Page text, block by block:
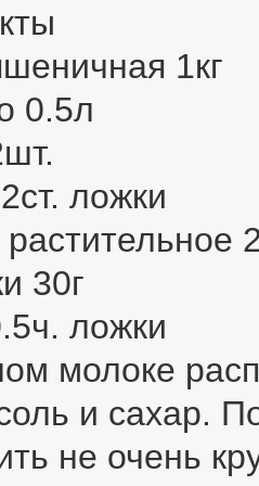
1кг
0.5л
ложки
30г
ложки
молоке
и сахар.
не очень